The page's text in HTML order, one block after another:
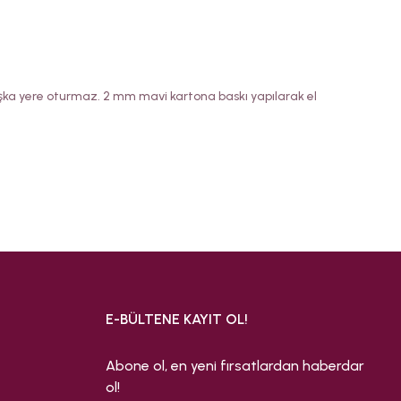
yere oturmaz. 2 mm mavi kartona baskı yapılarak el
E-BÜLTENE KAYIT OL!
Abone ol, en yeni fırsatlardan haberdar
ol!